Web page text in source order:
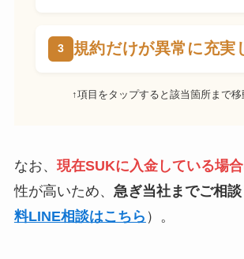
規約だけが異常に充実
↑項目をタップすると該当箇所まで移
なお、 現在SUKに入金している場合
性が高いため、 急ぎ当社までご相
料LINE相談はこちら ）。